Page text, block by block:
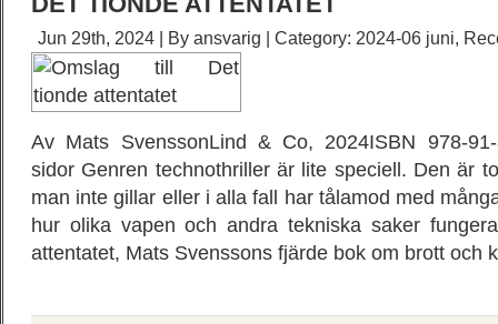
Jun 29th, 2024 | By ansvarig | Category: 2024-06 juni,
Av Mats SvenssonLind & Co, 2024ISBN 978-
sidor Genren technothriller är lite speciell. Den är
man inte gillar eller i alla fall har tålamod med
hur olika vapen och andra tekniska saker
attentatet, Mats Svenssons fjärde bok om brott och